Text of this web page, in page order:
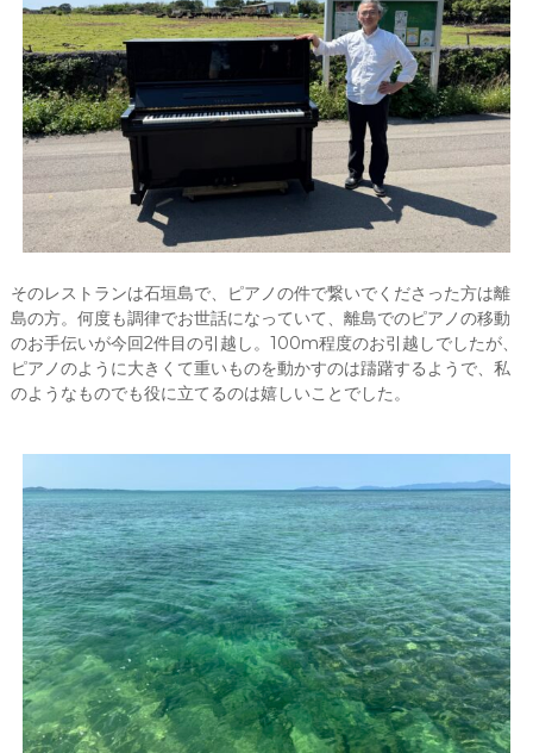
そのレストランは石垣島で、ピアノの件で繋いでくださった方は離
島の方。何度も調律でお世話になっていて、離島でのピアノの移動
のお手伝いが今回2件目の引越し。100m程度のお引越しでしたが、
ピアノのように大きくて重いものを動かすのは躊躇するようで、私
のようなものでも役に立てるのは嬉しいことでした。